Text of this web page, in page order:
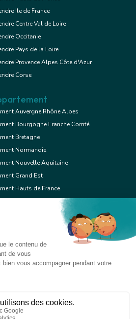
Ile de France
Centre Val de Loire
Occitanie
Pays de la Loire
Provence Alpes Côte d'Azur
Corse
Auvergne Rhône Alpes
Bourgogne Franche Comté
Bretagne
Normandie
Nouvelle Aquitaine
Grand Est
Hauts de France
Ile de France
Centre Val de Loire
Occitanie
Provence Alpes Côte d'Azur
Corse